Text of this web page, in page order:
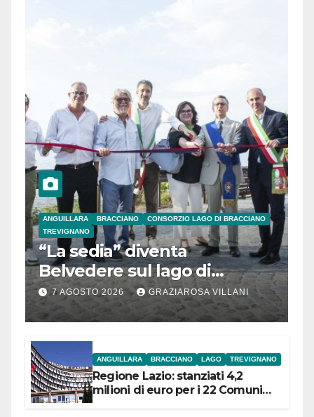
ANGUILLARA BRACCIANO
CONSORZIO LAGO DI BRACCIANO
TREVIGNANO
“La sedia” diventa
Belvedere sul lago di
Bracciano: ieri
l’inaugurazione
7 AGOSTO 2026 GRAZIAROSA VILLANI
ANGUILLARA BRACCIANO LAGO TREVIGNANO
Regione Lazio: stanziati 4,2
milioni di euro per i 22 Comuni